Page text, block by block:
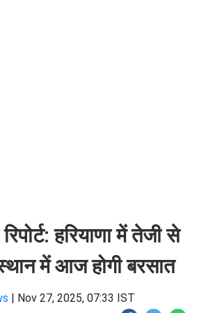
हरियाणा में तेजी से
में आज होगी बरसात
| Nov 27, 2025, 07:33 IST